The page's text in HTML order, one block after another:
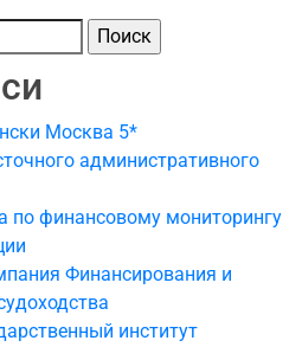
Москва 5*
административного
по финансовому мониторингу
Финансирования и
институт